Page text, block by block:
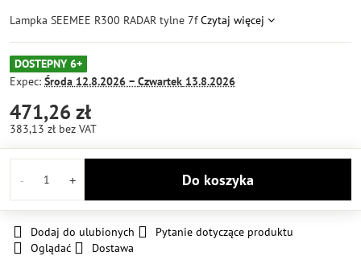
Lampka SEEMEE R300 RADAR tylne 7fCzytaj więcej
DOSTEPNY 6+
Expec: Środa 12.8.2026 − Czwartek 13.8.2026
471,26 zł
383,13 zł bez VAT
Do koszyka
Dodaj do ulubionych
Pytanie dotyczące produktu
Oglądać
Dostawa